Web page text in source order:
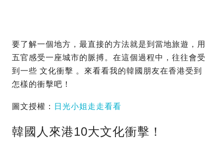
要了解一個地方，最直接的方法就是到當地旅遊，用
五官感受一座城市的脈搏。在這個過程中，往往會受
到一些 文化衝擊 。來看看我的韓國朋友在香港受到
怎樣的衝擊吧！
圖文授權： 日光小姐走走看看
韓國人來港10大文化衝擊！